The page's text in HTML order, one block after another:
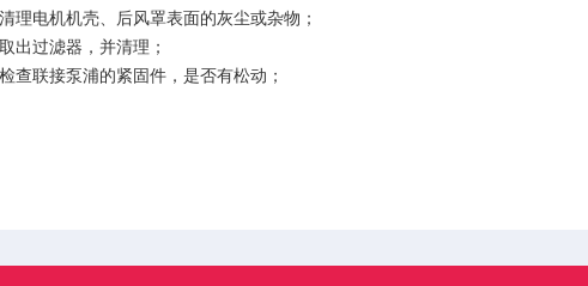
理电机机壳、后风罩表面的灰尘或杂物；
出过滤器，并清理；
查联接泵浦的紧固件，是否有松动；